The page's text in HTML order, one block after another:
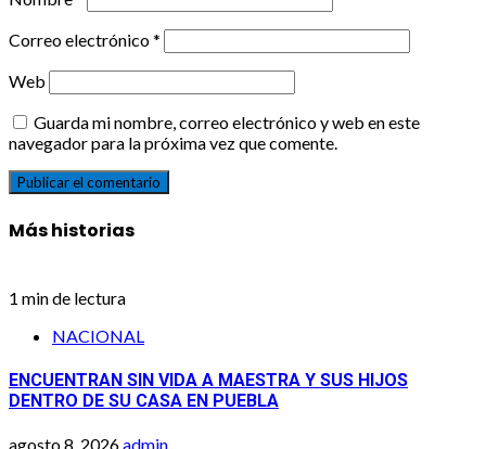
Correo electrónico*
Web
Guarda mi nombre, correo electrónico y web en este
navegador para la próxima vez que comente.
Más historias
1 min de lectura
NACIONAL
ENCUENTRAN SIN VIDA A MAESTRA Y SUS HIJOS
DENTRO DE SU CASA EN PUEBLA
agosto 8, 2026admin